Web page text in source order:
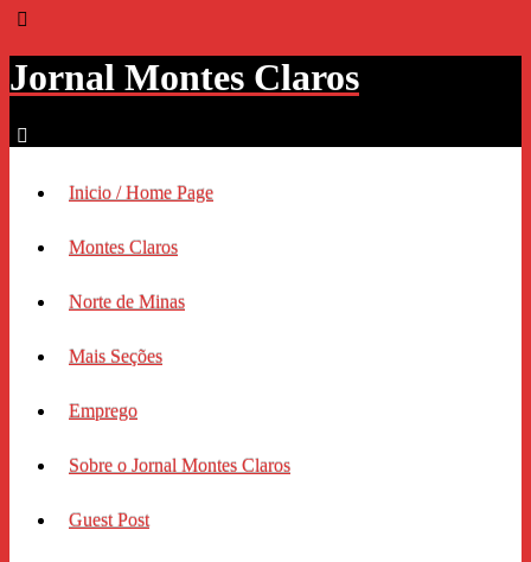
Jornal Montes Claros
Inicio / Home Page
Montes Claros
Norte de Minas
Mais Seções
Emprego
Sobre o Jornal Montes Claros
Guest Post